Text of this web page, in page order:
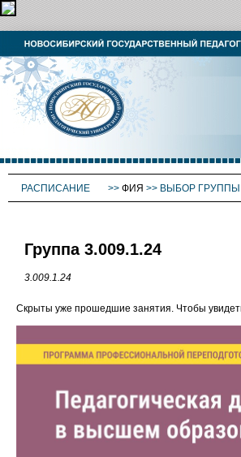
РАСПИСАНИЕ >> ФИЯ >> ВЫБОР ГРУППЫ
Группа 3.009.1.24
3.009.1.24
Скрыты уже прошедшие занятия. Чтобы